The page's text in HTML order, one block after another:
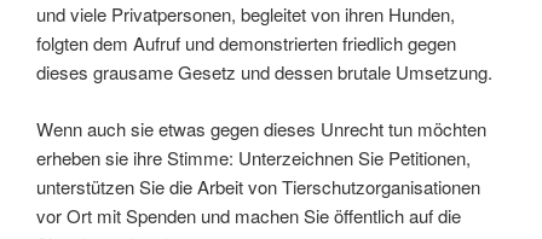
und viele Privatpersonen, begleitet von ihren Hunden,
folgten dem Aufruf und demonstrierten friedlich gegen
dieses grausame Gesetz und dessen brutale Umsetzung.
Wenn auch sie etwas gegen dieses Unrecht tun möchten
erheben sie ihre Stimme: Unterzeichnen Sie Petitionen,
unterstützen Sie die Arbeit von Tierschutzorganisationen
vor Ort mit Spenden und machen Sie öffentlich auf die